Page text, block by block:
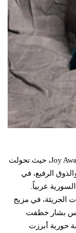
سجّلت النجمات السوريات حضوراً لافتاً في حفل Joy Awards 2026، حيث تحولت
الرفيع، في
عربياً.
الجريئة، في مزيج
بشار خطفت
حورية أبرزت